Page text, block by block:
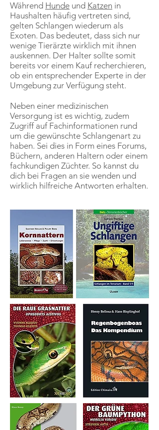
Während Hunde und Katzen in
Haushalten häufig vertreten sind,
gelten Schlangen wiederum als
Exoten. Das bedeutet, dass sich nur
wenige Tierärzte wirklich mit ihnen
auskennen. Der Halter sollte somit
bereits vor einem Kauf recherchieren,
ob ein entsprechender Experte in der
Umgebung zur Verfügung steht.
Neben einer medizinischen
Versorgung ist es wichtig, zudem
Zugriff auf Fachinformationen rund
um die gewünschte Schlangenart zu
haben. Sei dies in Form eines Forums,
Büchern, anderen Haltern oder einem
fachkundigen Züchter. So kannst du
dich bei Fragen an sie wenden und
wirklich hilfreiche Antworten erhalten.